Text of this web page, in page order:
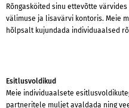
Rõngasköited sinu ettevõtte
välimuse ja lisavärvi kontoris. Meie
hõlpsalt kujundada individuaalsed
Esitlusvoldikud
Meie individuaalsete
partneritele muljet avaldada ning